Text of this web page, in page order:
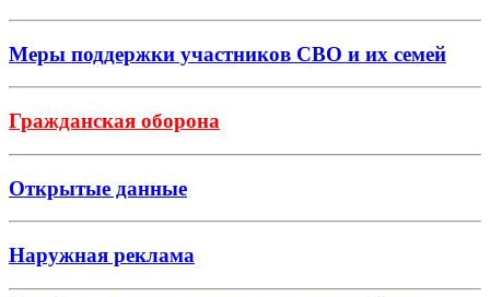
Меры поддержки участников СВО и их семей
Гражданская оборона
Открытые данные
Наружная реклама